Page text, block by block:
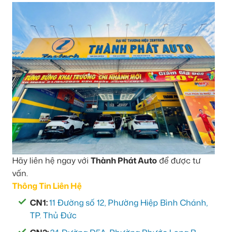
Hãy liên hệ ngay với Thành Phát Auto để được tư
vấn.
Thông Tin Liên Hệ
CN1:11 Đường số 12, Phường Hiệp Bình Chánh,
TP. Thủ Đức